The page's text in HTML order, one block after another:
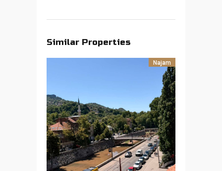
Similar Properties
Najam